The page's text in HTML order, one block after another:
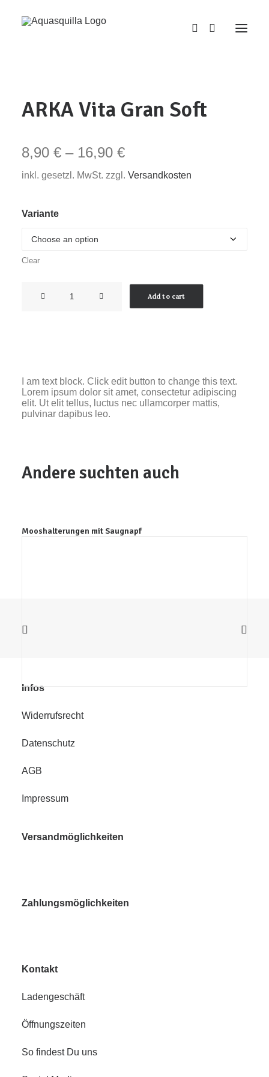
ARKA Vita Gran Soft
8,90 € – 16,90 €
inkl. gesetzl. MwSt. zzgl. Versandkosten
Variante
Clear
Add to cart
I am text block. Click edit button to change this text.
Lorem ipsum dolor sit amet, consectetur adipiscing
elit. Ut elit tellus, luctus nec ullamcorper mattis,
pulvinar dapibus leo.
Andere suchten auch
Mooshalterungen mit Saugnapf
Infos
Widerrufsrecht
Datenschutz
AGB
Impressum
Versandmöglichkeiten
Zahlungsmöglichkeiten
Kontakt
Ladengeschäft
Öffnungszeiten
So findest Du uns